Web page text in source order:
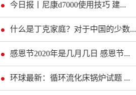
今日报丨尼康d7000使用技巧 建...
什么是丁克家庭？对于中国的少数...
感恩节2020年是几月几日 感恩节...
环球最新：循环流化床锅炉试题 ...